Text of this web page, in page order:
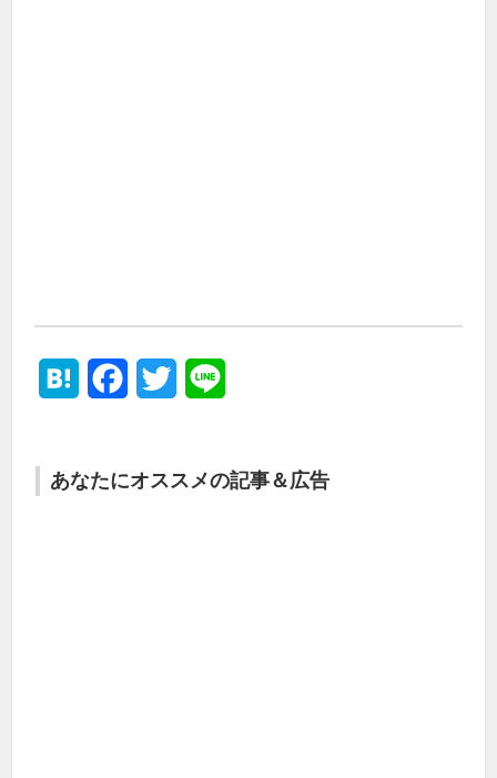
Hatena Facebook
Twitter
あなたにオススメの記事＆広告